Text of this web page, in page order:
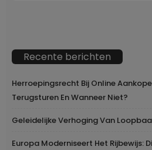
Recente berichten
Herroepingsrecht Bij Online
Terugsturen En Wanneer Niet?
Geleidelijke Verhoging Van
Europa Moderniseert Het Rijbewijs: